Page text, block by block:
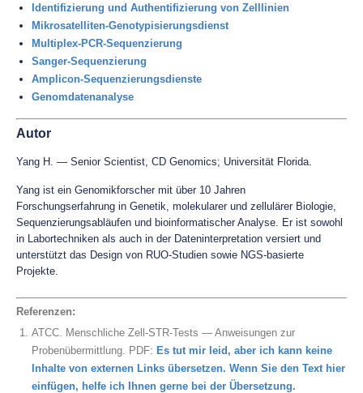
Identifizierung und Authentifizierung von Zelllinien
Mikrosatelliten-Genotypisierungsdienst
Multiplex-PCR-Sequenzierung
Sanger-Sequenzierung
Amplicon-Sequenzierungsdienste
Genomdatenanalyse
Autor
Yang H. — Senior Scientist, CD Genomics; Universität Florida.
Yang ist ein Genomikforscher mit über 10 Jahren
Forschungserfahrung in Genetik, molekularer und zellulärer Biologie,
Sequenzierungsabläufen und bioinformatischer Analyse. Er ist sowohl
in Labortechniken als auch in der Dateninterpretation versiert und
unterstützt das Design von RUO-Studien sowie NGS-basierte
Projekte.
Referenzen:
ATCC. Menschliche Zell-STR-Tests — Anweisungen zur
Probenübermittlung. PDF: Es tut mir leid, aber ich kann keine
Inhalte von externen Links übersetzen. Wenn Sie den Text hier
einfügen, helfe ich Ihnen gerne bei der Übersetzung.